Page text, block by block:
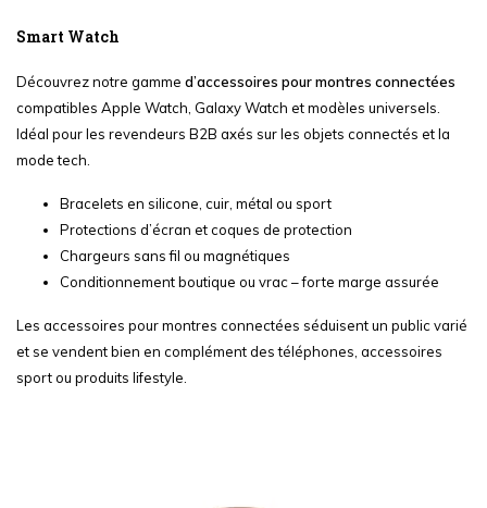
Smart Watch
Découvrez notre gamme d’accessoires pour montres connectées
compatibles Apple Watch, Galaxy Watch et modèles universels.
Idéal pour les revendeurs B2B axés sur les objets connectés et la
mode tech.
Bracelets en silicone, cuir, métal ou sport
Protections d’écran et coques de protection
Chargeurs sans fil ou magnétiques
Conditionnement boutique ou vrac – forte marge assurée
Les accessoires pour montres connectées séduisent un public varié
et se vendent bien en complément des téléphones, accessoires
sport ou produits lifestyle.